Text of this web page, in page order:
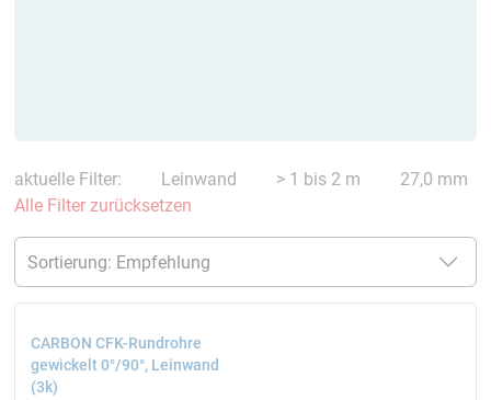
aktuelle Filter: Leinwand > 1 bis 2 m
27,0 mm
Alle Filter zurücksetzen
CARBON CFK-Rundrohre
gewickelt 0°/90°, Leinwand
(3k)